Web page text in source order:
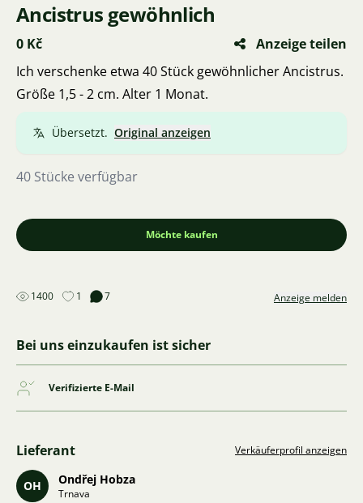
Ancistrus gewöhnlich
0 Kč
Anzeige teilen
Ich verschenke etwa 40 Stück gewöhnlicher Ancistrus.
Größe 1,5 - 2 cm. Alter 1 Monat.
Übersetzt. Original anzeigen
40 Stücke verfügbar
Möchte kaufen
1400 1 7 Anzeige melden
Bei uns einzukaufen ist sicher
Verifizierte E-Mail
Lieferant Verkäuferprofil anzeigen
OH Ondřej Hobza
Trnava